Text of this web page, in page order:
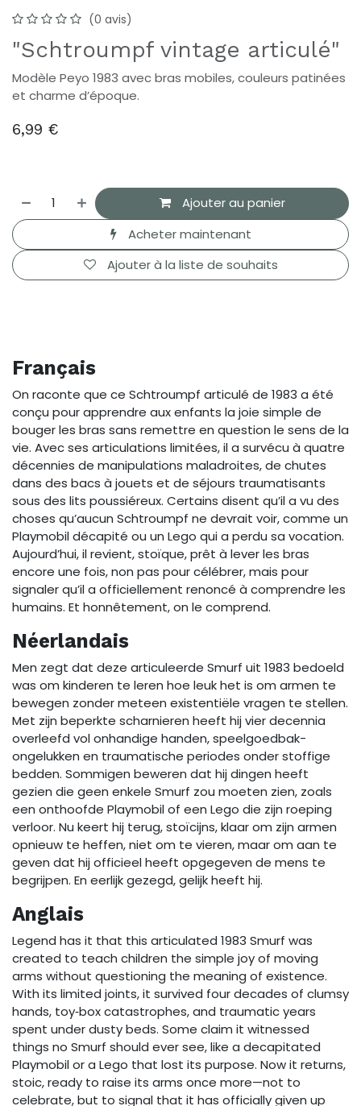
(0 avis)
"Schtroumpf vintage articulé"
Modèle Peyo 1983 avec bras mobiles, couleurs patinées
et charme d’époque.
6,99 €
Ajouter au panier
Acheter maintenant
Ajouter à la liste de souhaits
Français
On raconte que ce Schtroumpf articulé de 1983 a été
conçu pour apprendre aux enfants la joie simple de
bouger les bras sans remettre en question le sens de la
vie. Avec ses articulations limitées, il a survécu à quatre
décennies de manipulations maladroites, de chutes
dans des bacs à jouets et de séjours traumatisants
sous des lits poussiéreux. Certains disent qu’il a vu des
choses qu’aucun Schtroumpf ne devrait voir, comme un
Playmobil décapité ou un Lego qui a perdu sa vocation.
Aujourd’hui, il revient, stoïque, prêt à lever les bras
encore une fois, non pas pour célébrer, mais pour
signaler qu’il a officiellement renoncé à comprendre les
humains. Et honnêtement, on le comprend.
Néerlandais
Men zegt dat deze articuleerde Smurf uit 1983 bedoeld
was om kinderen te leren hoe leuk het is om armen te
bewegen zonder meteen existentiële vragen te stellen.
Met zijn beperkte scharnieren heeft hij vier decennia
overleefd vol onhandige handen, speelgoedbak-
ongelukken en traumatische periodes onder stoffige
bedden. Sommigen beweren dat hij dingen heeft
gezien die geen enkele Smurf zou moeten zien, zoals
een onthoofde Playmobil of een Lego die zijn roeping
verloor. Nu keert hij terug, stoïcijns, klaar om zijn armen
opnieuw te heffen, niet om te vieren, maar om aan te
geven dat hij officieel heeft opgegeven de mens te
begrijpen. En eerlijk gezegd, gelijk heeft hij.
Anglais
Legend has it that this articulated 1983 Smurf was
created to teach children the simple joy of moving
arms without questioning the meaning of existence.
With its limited joints, it survived four decades of clumsy
hands, toy‑box catastrophes, and traumatic years
spent under dusty beds. Some claim it witnessed
things no Smurf should ever see, like a decapitated
Playmobil or a Lego that lost its purpose. Now it returns,
stoic, ready to raise its arms once more—not to
celebrate, but to signal that it has officially given up